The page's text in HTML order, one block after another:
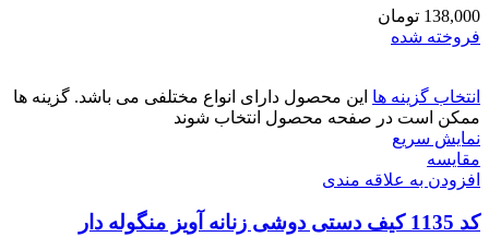
138,000 تومان
فروخته شده
انتخاب گزینه ها این محصول دارای انواع مختلفی می باشد. گزینه ها
ممکن است در صفحه محصول انتخاب شوند
نمایش سریع
مقايسه
افزودن به علاقه مندی
کد 1135 کیف دستی دوشی زنانه آویز منگوله دار